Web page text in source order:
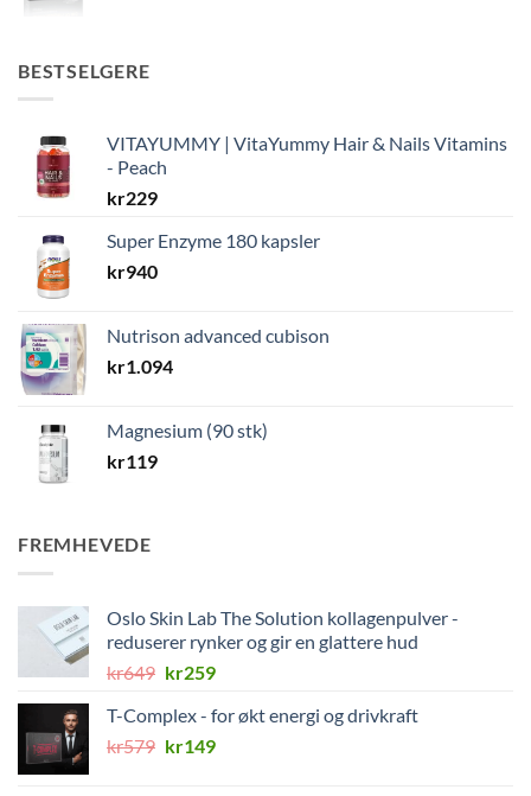
BESTSELGERE
VITAYUMMY | VitaYummy Hair & Nails Vitamins
- Peach
kr229
Super Enzyme 180 kapsler
kr940
Nutrison advanced cubison
kr1.094
Magnesium (90 stk)
kr119
FREMHEVEDE
Oslo Skin Lab The Solution kollagenpulver -
reduserer rynker og gir en glattere hud
kr649 Opprinnelig
var:
kr649.
kr259Nåværende
er:
kr259.
T-Complex - for økt energi og drivkraft
kr579 Opprinnelig
kr149Nåværende